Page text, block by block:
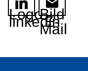
Logo
linkedin
Bild
E-
Mail